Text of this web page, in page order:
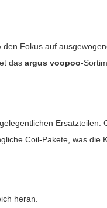
den Fokus auf
dasargus voopoo-
Coil-Pakete, was
heran.